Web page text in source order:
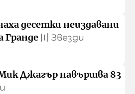
десетки неиздавани
Гранде 〣 Звезди
Джагър навършва 83